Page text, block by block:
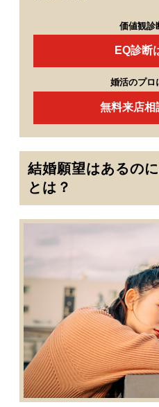
価値観診
EQ診断
婚活のプロ
無料来店相
結婚願望はあるの
とは？